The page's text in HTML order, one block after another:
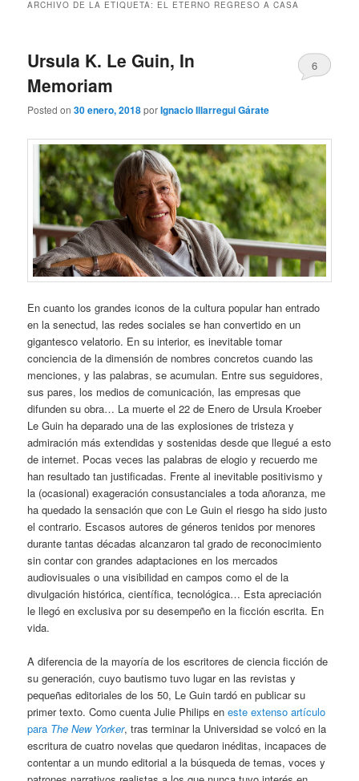
ARCHIVO DE LA ETIQUETA: EL ETERNO REGRESO A CASA
Ursula K. Le Guin, In
Memoriam
Posted on30 enero, 2018porIgnacio Illarregui Gárate
6
En cuanto los grandes iconos de la cultura popular han entrado
en la senectud, las redes sociales se han convertido en un
gigantesco velatorio. En su interior, es inevitable tomar
conciencia de la dimensión de nombres concretos cuando las
menciones, y las palabras, se acumulan. Entre sus seguidores,
sus pares, los medios de comunicación, las empresas que
difunden su obra… La muerte el 22 de Enero de Ursula Kroeber
Le Guin ha deparado una de las explosiones de tristeza y
admiración más extendidas y sostenidas desde que llegué a esto
de internet. Pocas veces las palabras de elogio y recuerdo me
han resultado tan justificadas. Frente al inevitable positivismo y
la (ocasional) exageración consustanciales a toda añoranza, me
ha quedado la sensación que con Le Guin el riesgo ha sido justo
el contrario. Escasos autores de géneros tenidos por menores
durante tantas décadas alcanzaron tal grado de reconocimiento
sin contar con grandes adaptaciones en los mercados
audiovisuales o una visibilidad en campos como el de la
divulgación histórica, científica, tecnológica… Esta apreciación
le llegó en exclusiva por su desempeño en la ficción escrita. En
vida.
A diferencia de la mayoría de los escritores de ciencia ficción de
su generación, cuyo bautismo tuvo lugar en las revistas y
pequeñas editoriales de los 50, Le Guin tardó en publicar su
primer texto. Como cuenta Julie Philips eneste extenso artículo
para The New Yorker, tras terminar la Universidad se volcó en la
escritura de cuatro novelas que quedaron inéditas, incapaces de
contentar a un mundo editorial a la búsqueda de temas, voces y